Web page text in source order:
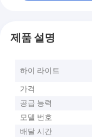
제품 설명
하이 라이트
가격
공급 능력
모델 번호
배달 시간